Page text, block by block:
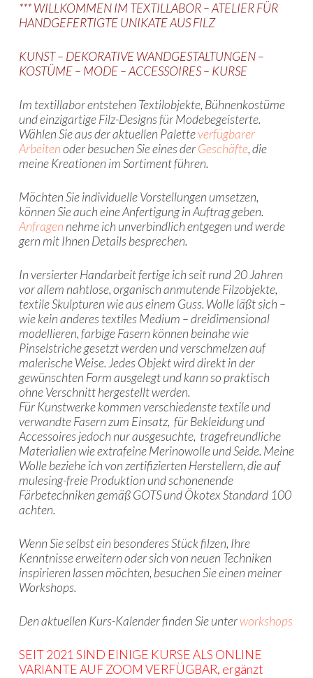
*** WILLKOMMEN IM TEXTILLABOR – ATELIER FÜR
HANDGEFERTIGTE UNIKATE AUS FILZ
KUNST – DEKORATIVE WANDGESTALTUNGEN –
KOSTÜME – MODE – ACCESSOIRES – KURSE
Im textillabor entstehen Textilobjekte, Bühnenkostüme
und einzigartige Filz-Designs für Modebegeisterte.
Wählen Sie aus der aktuellen Paletteverfügbarer
Arbeitenoder besuchen Sie eines derGeschäfte, die
meine Kreationen im Sortiment führen.
Möchten Sie individuelle Vorstellungen umsetzen,
können Sie auch eine Anfertigung in Auftrag geben.
Anfragennehme ich unverbindlich entgegen und werde
gern mit Ihnen Details besprechen.
In versierter Handarbeit fertige ich seit rund 20 Jahren
vor allem nahtlose, organisch anmutende Filzobjekte,
textile Skulpturen wie aus einem Guss. Wolle läßt sich –
wie kein anderes textiles Medium – dreidimensional
modellieren, farbige Fasern können beinahe wie
Pinselstriche gesetzt werden und verschmelzen auf
malerische Weise. Jedes Objekt wird direkt in der
gewünschten Form ausgelegt und kann so praktisch
ohne Verschnitt hergestellt werden.
Für Kunstwerke kommen verschiedenste textile und
verwandte Fasern zum Einsatz, für Bekleidung und
Accessoires jedoch nur ausgesuchte, tragefreundliche
Materialien wie extrafeine Merinowolle und Seide. Meine
Wolle beziehe ich von zertifizierten Herstellern, die auf
mulesing-freie Produktion und schonenende
Färbetechniken gemäß GOTS und Ökotex Standard 100
achten.
Wenn Sie selbst ein besonderes Stück filzen, Ihre
Kenntnisse erweitern oder sich von neuen Techniken
inspirieren lassen möchten, besuchen Sie einen meiner
Workshops.
Den aktuellen Kurs-Kalender finden Sie unterworkshops
SEIT 2021 SIND EINIGE KURSE ALS ONLINE
VARIANTE AUF ZOOM VERFÜGBAR, ergänzt